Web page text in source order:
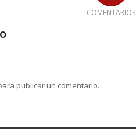
COMENTARIOS
publicar un comentario.